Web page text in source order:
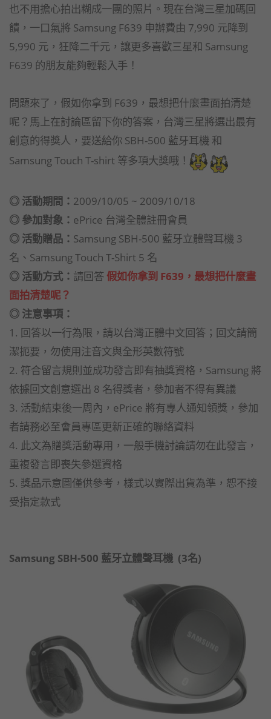
也不用擔心拍出糊成一團的照片。現在台灣三星加碼回
饋，一口氣將 Samsung F639 申辦費由 7,990 元降到
5,990 元，狂降二千元，讓更多喜歡三星和 Samsung
F639 的朋友能夠輕鬆入手！
問題來了，假如你拿到 F639，最想把什麼畫面拍清楚
呢？馬上在討論區留下你的答案，台灣三星將選出最有
創意的得獎人，要送給你 SBH-500 藍牙耳機 和
Samsung Touch T-shirt 等多項大獎哦！
◎ 活動期間： 2009/10/05 ~ 2009/10/18
◎ 參加對象： ePrice 台灣全體註冊會員
◎ 活動贈品： Samsung SBH-500 藍牙立體聲耳機 3
名、Samsung Touch T-Shirt 5 名
◎ 活動方式： 請回答 假如你拿到 F639，最想把什麼畫
面拍清楚呢？
◎ 注意事項：
1. 回答以一行為限，請以台灣正體中文回答；回文請簡
潔扼要，勿使用注音文與全形英數符號
2. 符合留言規則並成功發言即有抽獎資格，Samsung 將
依據回文創意選出 8 名得獎者，參加者不得有異議
3. 活動結束後一周內，ePrice 將有專人通知領獎，參加
者請務必至會員專區更新正確的聯絡資料
4. 此文為贈獎活動專用，一般手機討論請勿在此發言，
重複發言即喪失參選資格
5. 獎品示意圖僅供參考，樣式以實際出貨為準，恕不接
受指定款式
Samsung SBH-500 藍牙立體聲耳機 (3名)